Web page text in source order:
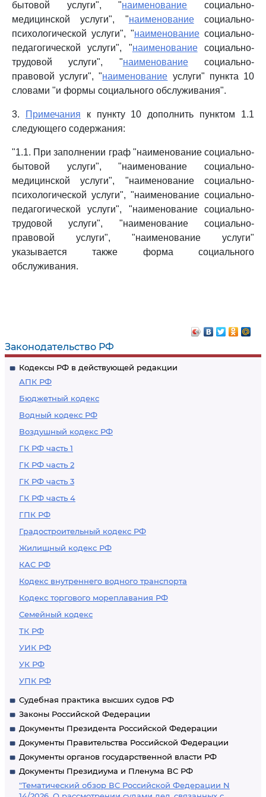
Законодательство РФ
Кодексы РФ в действующей редакции
АПК РФ
Бюджетный кодекс
Водный кодекс РФ
Воздушный кодекс РФ
ГК РФ часть 1
ГК РФ часть 2
ГК РФ часть 3
ГК РФ часть 4
ГПК РФ
Градостроительный кодекс РФ
Жилищный кодекс РФ
КАС РФ
Кодекс внутреннего водного транспорта
Кодекс торгового мореплавания РФ
Семейный кодекс
ТК РФ
УИК РФ
УК РФ
УПК РФ
Судебная практика высших судов РФ
Законы Российской Федерации
Документы Президента Российской Федерации
Документы Правительства Российской Федерации
Документы органов государственной власти РФ
Документы Президиума и Пленума ВС РФ
"Тематический обзор ВС Российской Федерации N
бытовой услуги", "наименование социально-
медицинской услуги", "наименованиесоциально-
психологической услуги", "наименование социально-
педагогической услуги", "наименованиесоциально-
трудовой услуги", "наименованиесоциально-
правовой услуги", "наименование услуги" пункта 10
словами "и формы социального обслуживания".
3. Примечания к пункту 10 дополнить пунктом 1.1
следующего содержания:
"1.1. При заполнении граф "наименование социально-
бытовой услуги", "наименование социально-
медицинской услуги", "наименование социально-
психологической услуги", "наименование социально-
педагогической услуги", "наименование социально-
трудовой услуги", "наименование социально-
правовой услуги", "наименование услуги"
указывается также форма социального
обслуживания.